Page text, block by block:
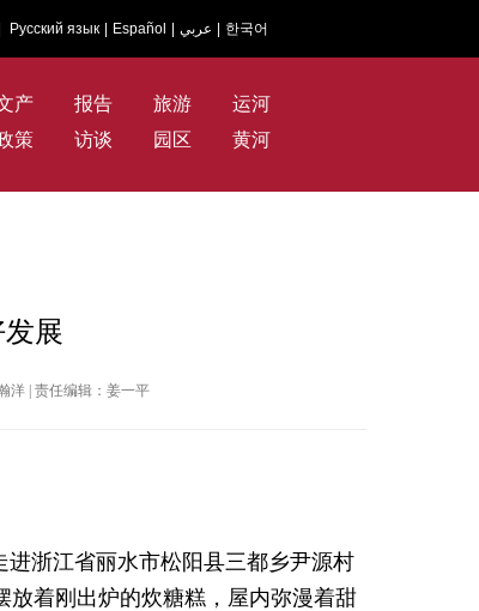
Русский язык Español عربي 한국어
产 报告 旅游
运河
策 访谈 园区 黄河
展
洋 | 责任编辑：姜一平
浙江省丽水市松阳县三都乡尹源村
着刚出炉的炊糖糕，屋内弥漫着甜